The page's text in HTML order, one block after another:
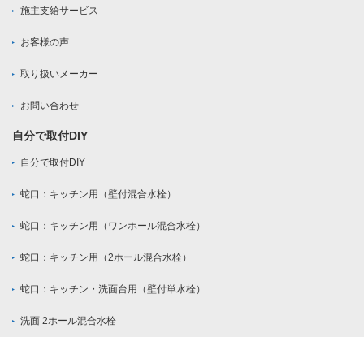
施主支給サービス
お客様の声
取り扱いメーカー
お問い合わせ
自分で取付DIY
自分で取付DIY
蛇口：キッチン用（壁付混合水栓）
蛇口：キッチン用（ワンホール混合水栓）
蛇口：キッチン用（2ホール混合水栓）
蛇口：キッチン・洗面台用（壁付単水栓）
洗面 2ホール混合水栓